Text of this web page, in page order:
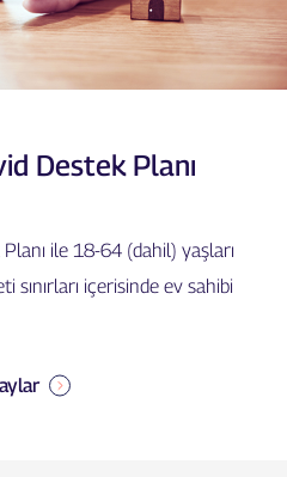
Destek Planı
ile 18-64 (dahil) yaşları
sınırları içerisinde ev sahibi